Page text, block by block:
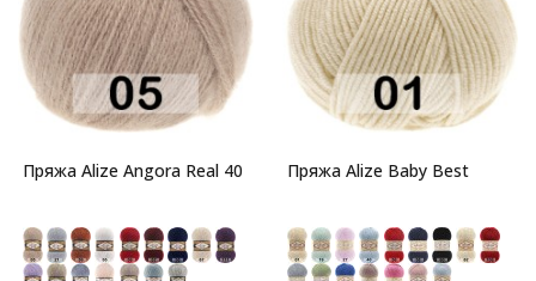
Пряжа Alize Angora Real 40 Пряжа Alize Baby Best